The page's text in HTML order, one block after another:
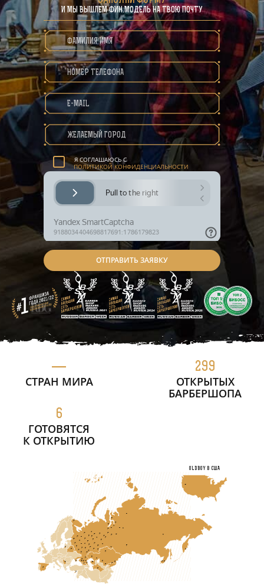
И МЫ ВЫШЛЕМ ФИН.МОДЕЛЬ НА ТВОЮ ПОЧТУ
ПОЛИТИКА КОНФИДЕНЦИАЛЬНОСТИ
Я СОГЛАШАЮСЬ С
ПОЛИТИКОЙ КОНФИДЕНЦИАЛЬНОСТИ
—
СТРАН МИРА
299
ОТКРЫТЫХ
БАРБЕРШОПА
6
ГОТОВЯТСЯ
К ОТКРЫТИЮ
OLDBOY в США